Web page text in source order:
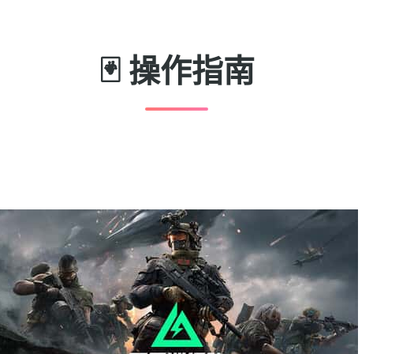
🃏 操作指南